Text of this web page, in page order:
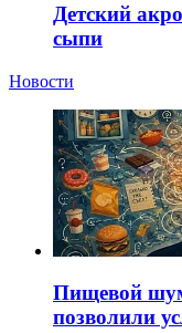
Детский
сыпи
Новости
Пищевой
позволили